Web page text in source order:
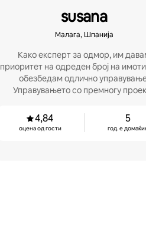
susana
Малага, Шпанија
Како експерт за одмор, им
приоритет на одреден број на
обезбедам одлично
Управувањето со премногу
4,84
оцена од гости
5
год. е